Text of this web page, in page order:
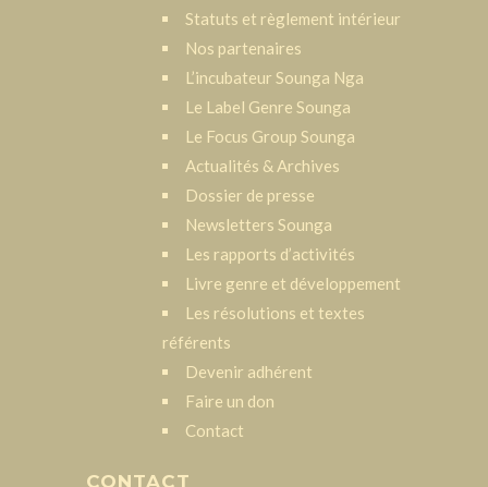
Statuts et règlement intérieur
Nos partenaires
L’incubateur Sounga Nga
Le Label Genre Sounga
Le Focus Group Sounga
Actualités & Archives
Dossier de presse
Newsletters Sounga
Les rapports d’activités
Livre genre et développement
Les résolutions et textes
référents
Devenir adhérent
Faire un don
Contact
CONTACT